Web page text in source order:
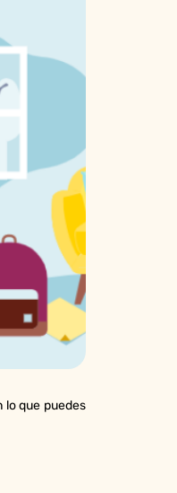
lo que puedes